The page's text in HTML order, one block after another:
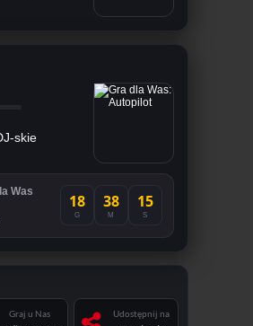
skie
Was
18
G
38
M
14
S
Graj u Nas Udostępnij na